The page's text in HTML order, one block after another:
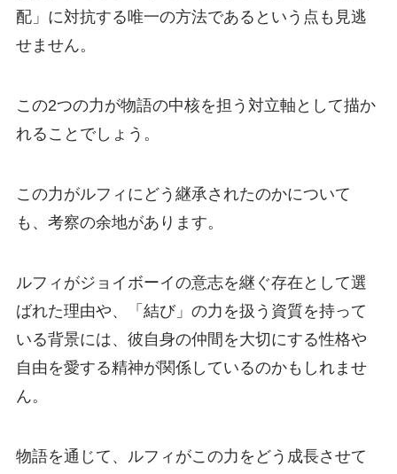
配」に対抗する唯一の方法であるという点も見逃
せません。
この2つの力が物語の中核を担う対立軸として描か
れることでしょう。
この力がルフィにどう継承されたのかについて
も、考察の余地があります。
ルフィがジョイボーイの意志を継ぐ存在として選
ばれた理由や、「結び」の力を扱う資質を持って
いる背景には、彼自身の仲間を大切にする性格や
自由を愛する精神が関係しているのかもしれませ
ん。
物語を通じて、ルフィがこの力をどう成長させて